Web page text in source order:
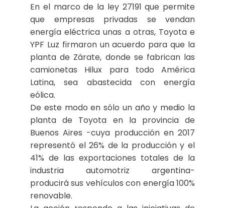
En el marco de la ley 27191 que permite
que empresas privadas se vendan
energía eléctrica unas a otras, Toyota e
YPF Luz firmaron un acuerdo para que la
planta de Zárate, donde se fabrican las
camionetas Hilux para todo América
Latina, sea abastecida con energía
eólica.
De este modo en sólo un año y medio la
planta de Toyota en la provincia de
Buenos Aires -cuya producción en 2017
representó el 26% de la producción y el
41% de las exportaciones totales de la
industria automotriz argentina-
producirá sus vehículos con energía 100%
renovable.